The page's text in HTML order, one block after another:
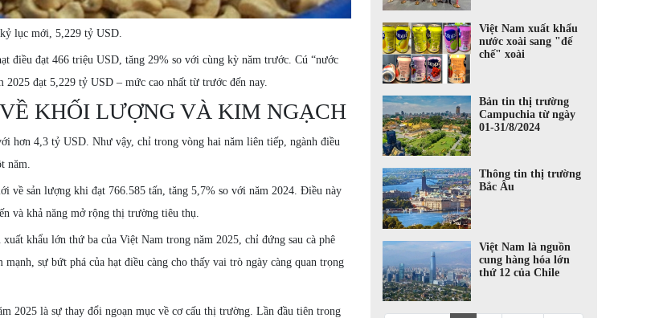
lục mới, 5,229 tỷ USD.
điều đạt 466 triệu USD, tăng 29% so với cùng kỳ năm trước. Cú “nước
đạt 5,229 tỷ USD – mức cao nhất từ trước đến nay.
KHỐI LƯỢNG VÀ KIM NGẠCH
hơn 4,3 tỷ USD. Như vậy, chỉ trong vòng hai năm liên tiếp, ngành điều
năm.
về sản lượng khi đạt 766.585 tấn, tăng 5,7% so với năm 2024. Điều này
và khả năng mở rộng thị trường tiêu thụ.
khẩu lớn thứ ba của Việt Nam trong năm 2025, chỉ đứng sau cà phê
sự bứt phá của hạt điều càng cho thấy vai trò ngày càng quan trọng
2025 là sự thay đổi ngoạn mục về cơ cấu thị trường. Lần đầu tiên trong
ASIA 2024
Việt Nam xuất khẩu
nước xoài sang "đế
chế" xoài
Bản tin thị trường
Campuchia từ ngày
01-31/8/2024
Thông tin thị trường
Bắc Âu
Việt Nam là nguồn
cung hàng hóa lớn
thứ 12 của Chile